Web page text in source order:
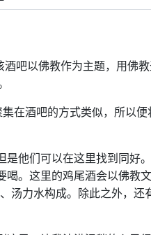
吧以佛教作为主题，用佛
在酒吧的方式类似，所以
他们可以在这里找到同好
。这里的鸡尾酒会以佛教
汤力水构成。除此之外，还